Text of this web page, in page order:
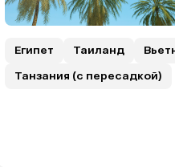
Египет Таиланд
Танзания (с пересадкой)